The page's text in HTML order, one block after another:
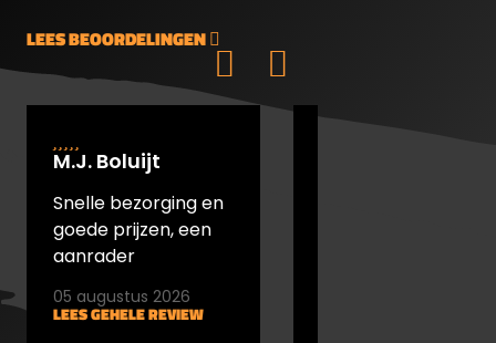
schiet, zal je het verschil niet merken
tussen 4.5, 4.51 of 4.52mm.
LEES BEOORDELINGEN
M.J. Boluijt
Snelle bezorging en
goede prijzen, een
aanrader
LEES GEHELE REVIEW
05 augustus 2026